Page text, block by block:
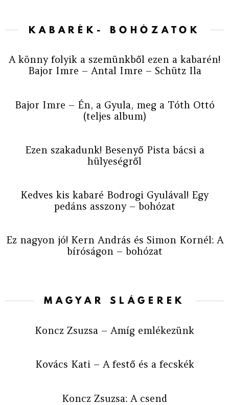
KABARÉK- BOHÓZATOK
A könny folyik a szemünkből ezen a kabarén!
Bajor Imre – Antal Imre – Schütz Ila
Bajor Imre – Én, a Gyula, meg a Tóth Ottó
(teljes album)
Ezen szakadunk! Besenyő Pista bácsi a
hülyeségről
Kedves kis kabaré Bodrogi Gyulával! Egy
pedáns asszony – bohózat
Ez nagyon jó! Kern András és Simon Kornél: A
bíróságon – bohózat
MAGYAR SLÁGEREK
Koncz Zsuzsa – Amíg emlékezünk
Kovács Kati – A festő és a fecskék
Koncz Zsuzsa: A csend